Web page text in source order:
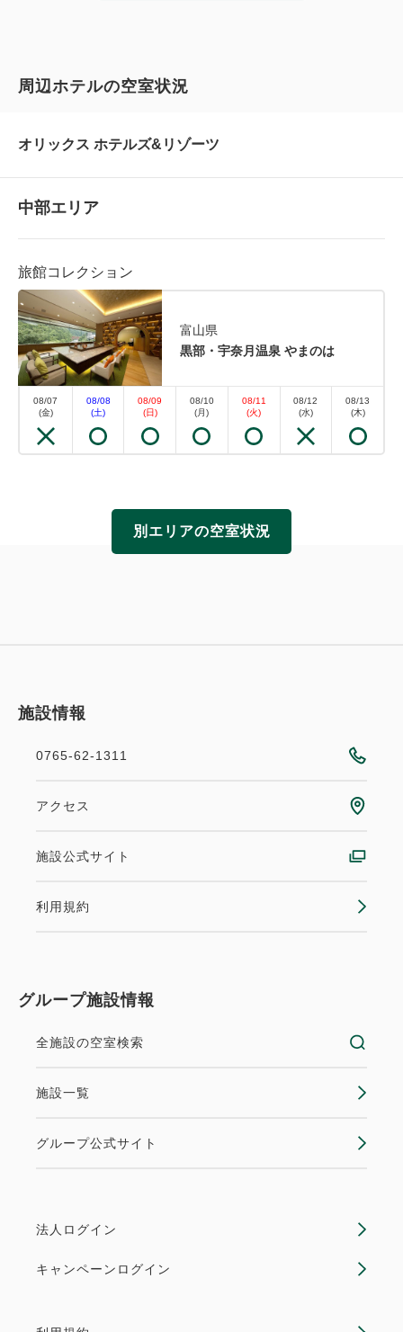
周辺ホテルの空室状況
オリックス ホテルズ&リゾーツ
中部エリア
旅館コレクション
富山県
黒部・宇奈月温泉 やまのは
08/07
(金)
08/08
(土)
08/09
(日)
08/10
(月)
08/11
(火)
08/12
(水)
08/13
(木)
別エリアの空室状況
施設情報
0765-62-1311
アクセス
施設公式サイト
利用規約
グループ施設情報
全施設の空室検索
施設一覧
グループ公式サイト
法人ログイン
キャンペーンログイン